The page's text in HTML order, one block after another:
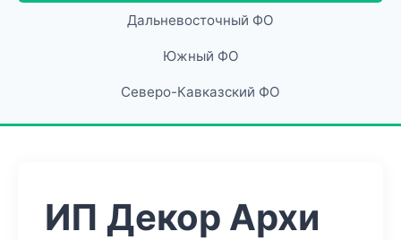
Дальневосточный ФО
Южный ФО
Северо-Кавказский ФО
ИП Декор Архи